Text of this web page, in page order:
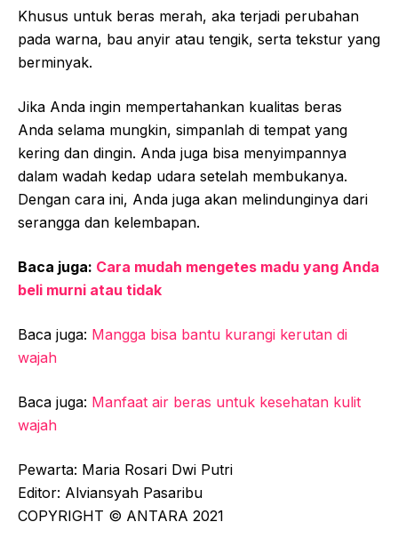
Khusus untuk beras merah, aka terjadi perubahan
pada warna, bau anyir atau tengik, serta tekstur yang
berminyak.
Jika Anda ingin mempertahankan kualitas beras
Anda selama mungkin, simpanlah di tempat yang
kering dan dingin. Anda juga bisa menyimpannya
dalam wadah kedap udara setelah membukanya.
Dengan cara ini, Anda juga akan melindunginya dari
serangga dan kelembapan.
Baca juga: Cara mudah mengetes madu yang Anda
beli murni atau tidak
Baca juga: Mangga bisa bantu kurangi kerutan di
wajah
Baca juga: Manfaat air beras untuk kesehatan kulit
wajah
Pewarta: Maria Rosari Dwi Putri
Editor: Alviansyah Pasaribu
COPYRIGHT © ANTARA 2021